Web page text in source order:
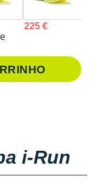
225 €
i-Run